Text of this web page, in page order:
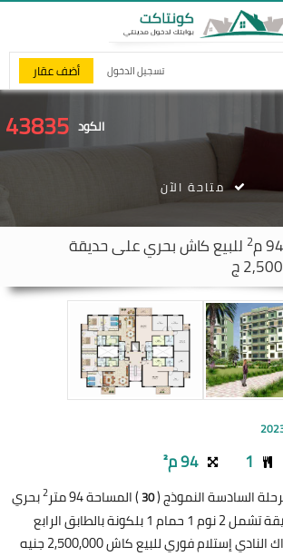
تسجيل الدخول أضف عقار
الكود 43835
2 للبيع كاش بحري على حديقة
متاحة الآن
1 94 م²
السادسة النموذج (30) المساحة 94 متر 2بحري
و شرقي تطل على حديقة تشمل 2 نوم 1 حمام 1 بلكونة بالطابق الرابع
إستلام فوري للبيع كاش 2,500,000 جنيه